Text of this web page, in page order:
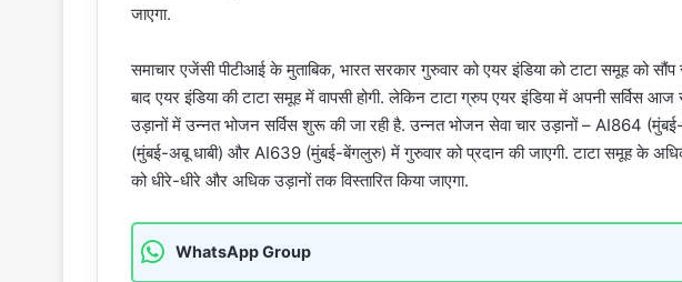
जाएगा.
समाचार एजेंसी पीटीआई के मुताबिक, भारत सरकार गुरुवार को एयर इंडिया को टाटा समूह को
बाद एयर इंडिया की टाटा समूह में वापसी होगी. लेकिन टाटा ग्रुप एयर इंडिया में अपनी सर्विस
उड़ानों में उन्नत भोजन सर्विस शुरू की जा रही है. उन्नत भोजन सेवा चार उड़ानों – AI864
(मुंबई-अबू धाबी) और AI639 (मुंबई-बेंगलुरु) में गुरुवार को प्रदान की जाएगी. टाटा समूह के
को धीरे-धीरे और अधिक उड़ानों तक विस्तारित किया जाएगा.
WhatsApp Group